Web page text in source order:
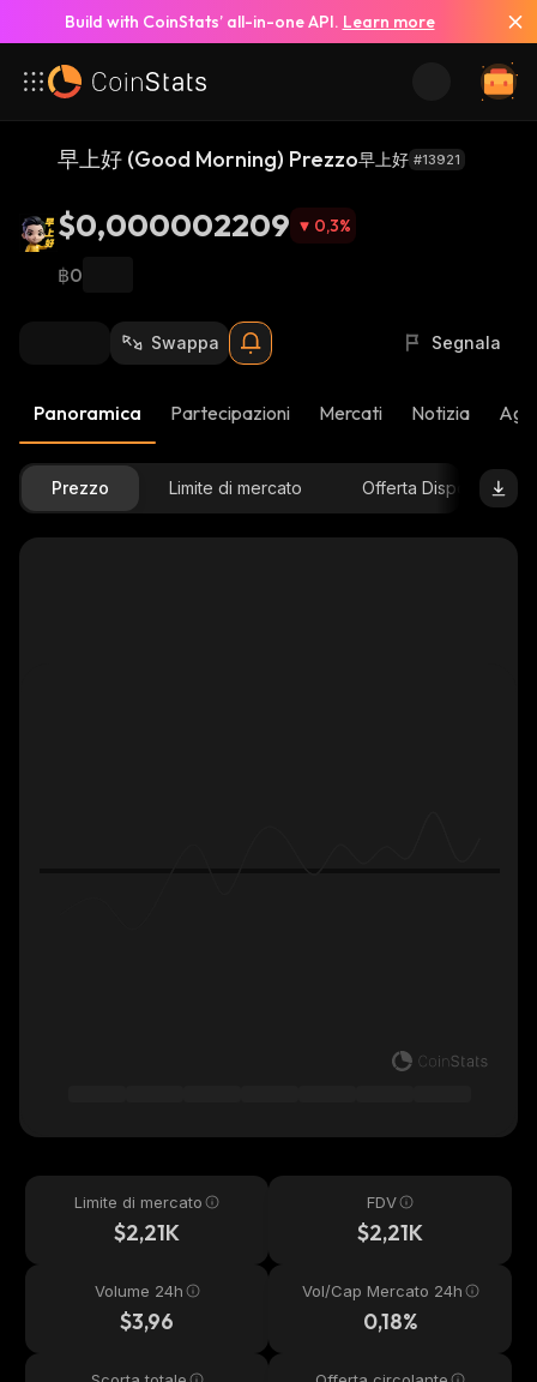
Build with CoinStats’ all-in-one API. Learn more
早上好 (Good Morning) Prezzo早上好 #13921
$0,000002209 0,3%
฿0
Swappa Segnala
Panoramica Partecipazioni Mercati Notizia
Prezzo Limite di mercato Offerta Disponibile
Limite di mercato
$2,21K
FDV
$2,21K
Volume 24h
$3,96
Vol/Cap Mercato 24h
0,18%